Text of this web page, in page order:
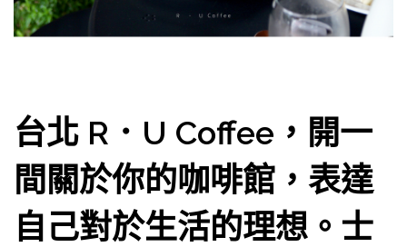
台北 R．U Coffee，開一
間關於你的咖啡館，表達
自己對於生活的理想。士